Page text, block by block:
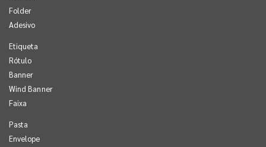
Folder
Adesivo
Etiqueta
Rótulo
Banner
Wind Banner
Faixa
Pasta
Envelope